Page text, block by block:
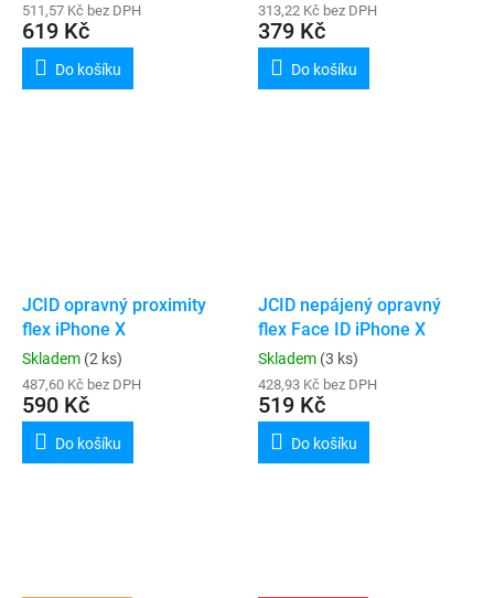
511,57 Kč bez DPH
619 Kč
Do košíku
313,22 Kč bez DPH
379 Kč
Do košíku
JCID opravný proximity
flex iPhone X
Skladem (2 ks)
487,60 Kč bez DPH
590 Kč
Do košíku
JCID nepájený opravný
flex Face ID iPhone X
Skladem (3 ks)
428,93 Kč bez DPH
519 Kč
Do košíku